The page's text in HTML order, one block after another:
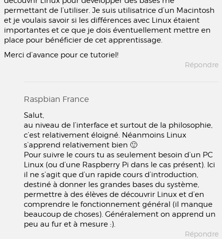
permettant de l’utiliser. Je suis utilisatrice d’un Macintosh
et je voulais savoir si les différences avec Linux étaient
importantes et ce que je dois éventuellement mettre en
place pour bénéficier de cet apprentissage.
Merci d’avance pour ce tutoriel!
Répondre
Raspbian France
Salut,
au niveau de l’interface et surtout de la philosophie,
c’est relativement éloigné. Néanmoins Linux
s’apprend relativement bien 🙂
Pour suivre le cours tu as seulement besoin d’un PC
Linux (ou d’une Raspberry Pi dans le cas présent). Ici
il ne s’agit que d’un rapide cours d’introduction,
destiné à donner les grandes bases du système,
permettre à des élèves de découvrir Linux et d’en
comprendre le fonctionnement général (il manque
beaucoup de choses). Généralement on apprend un
peu au fur et à mesure :).
Répondre